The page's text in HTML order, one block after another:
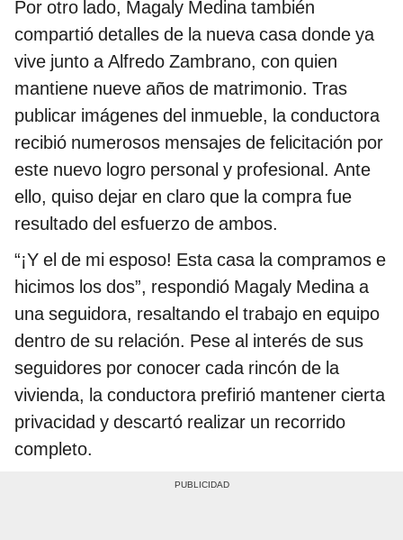
Por otro lado, Magaly Medina también
compartió detalles de la nueva casa donde ya
vive junto a Alfredo Zambrano, con quien
mantiene nueve años de matrimonio. Tras
publicar imágenes del inmueble, la conductora
recibió numerosos mensajes de felicitación por
este nuevo logro personal y profesional. Ante
ello, quiso dejar en claro que la compra fue
resultado del esfuerzo de ambos.
“¡Y el de mi esposo! Esta casa la compramos e
hicimos los dos”, respondió Magaly Medina a
una seguidora, resaltando el trabajo en equipo
dentro de su relación. Pese al interés de sus
seguidores por conocer cada rincón de la
vivienda, la conductora prefirió mantener cierta
privacidad y descartó realizar un recorrido
completo.